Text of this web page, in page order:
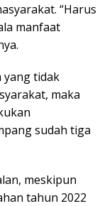
“Harus
manfaat
yang tidak
maka
sudah tiga
meskipun
tahun 2022